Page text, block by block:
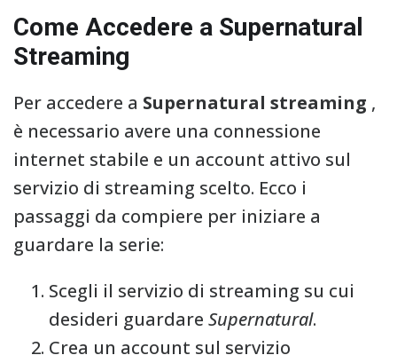
Come Accedere a Supernatural
Streaming
Per accedere a Supernatural streaming ,
è necessario avere una connessione
internet stabile e un account attivo sul
servizio di streaming scelto. Ecco i
passaggi da compiere per iniziare a
guardare la serie:
Scegli il servizio di streaming su cui
desideri guardare Supernatural.
Crea un account sul servizio